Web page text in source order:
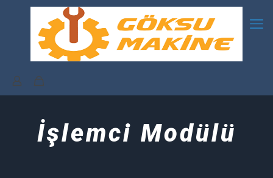
İşlemci Modülü